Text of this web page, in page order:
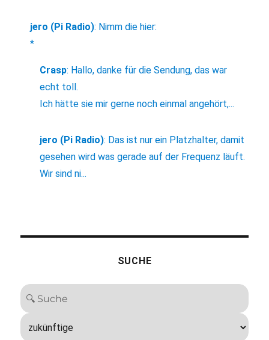
jero (Pi Radio): Nimm die hier:
*
Crasp: Hallo, danke für die Sendung, das war
echt toll.
Ich hätte sie mir gerne noch einmal angehört,...
jero (Pi Radio): Das ist nur ein Platzhalter, damit
gesehen wird was gerade auf der Frequenz läuft.
Wir sind ni...
SUCHE